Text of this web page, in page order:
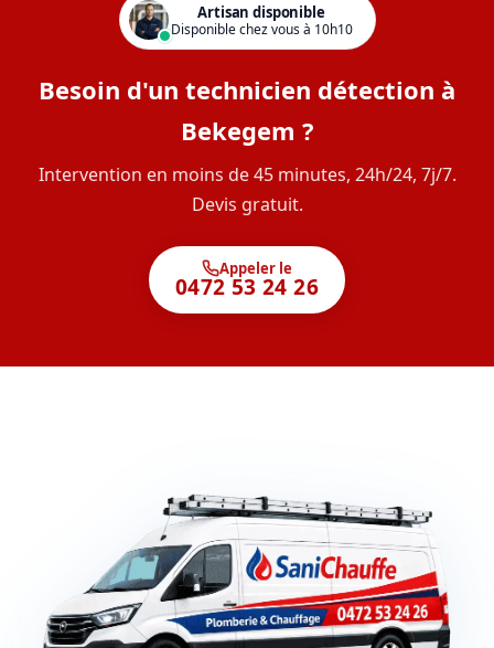
Artisan disponible
Disponible chez vous à 10h10
Besoin d'un technicien détection à
Bekegem ?
Intervention en moins de 45 minutes, 24h/24, 7j/7.
Devis gratuit.
Appeler le
0472 53 24 26